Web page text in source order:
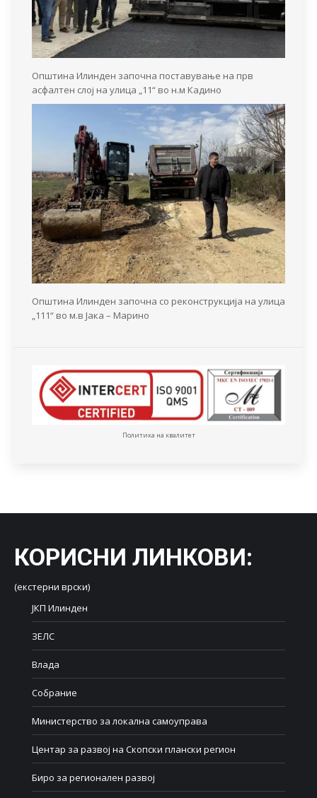
Општина Илинден започна поставување на прв
асфалтен слој на улица „11“ во н.м Кадино
Општина Илинден започна со реконструкција на улица
„111“ во м.в Јака – Марино
Политика на квалитет
КОРИСНИ ЛИНКОВИ:
(екстерни врски)
ЈКП Илинден
ЗЕЛС
Влада
Собрание
Министерство за локална самоуправа
Центар за развој на Скопски плански регион
Биро за регионален развој